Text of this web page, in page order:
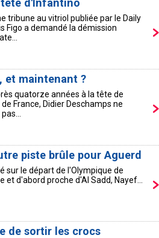
tête d'Infantino
tribune au vitriol publiée par le Daily
Figo a demandé la démission
et maintenant ?
quatorze années à la tête de
de France, Didier Deschamps ne
piste brûle pour Aguerd
sur le départ de l'Olympique de
et d'abord proche d'Al Sadd, Nayef...
de sortir les crocs